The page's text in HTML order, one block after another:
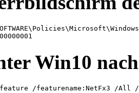
Win10
/featurename:NetFx3 /All